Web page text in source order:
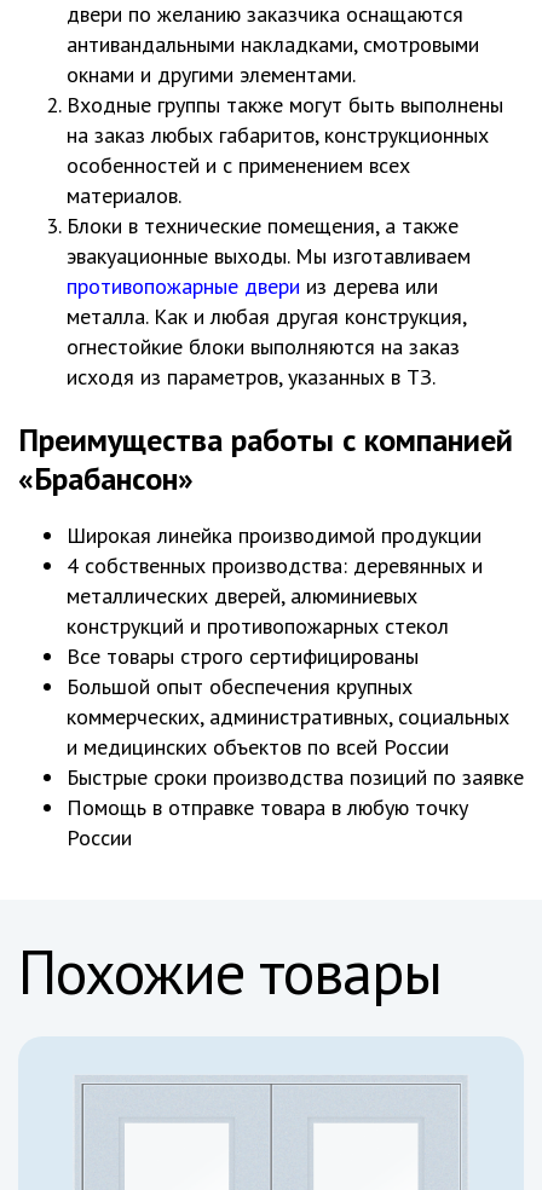
двери по желанию заказчика оснащаются
антивандальными накладками, смотровыми
окнами и другими элементами.
Входные группы также могут быть выполнены
на заказ любых габаритов, конструкционных
особенностей и с применением всех
материалов.
Блоки в технические помещения, а также
эвакуационные выходы. Мы изготавливаем
противопожарные двери из дерева или
металла. Как и любая другая конструкция,
огнестойкие блоки выполняются на заказ
исходя из параметров, указанных в ТЗ.
Преимущества работы с компанией
«Брабансон»
Широкая линейка производимой продукции
4 собственных производства: деревянных и
металлических дверей, алюминиевых
конструкций и противопожарных стекол
Все товары строго сертифицированы
Большой опыт обеспечения крупных
коммерческих, административных, социальных
и медицинских объектов по всей России
Быстрые сроки производства позиций по заявке
Помощь в отправке товара в любую точку
России
Похожие товары